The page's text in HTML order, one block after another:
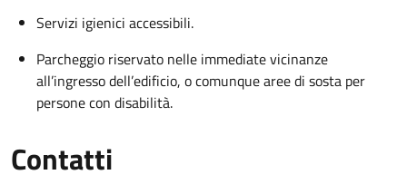
Servizi igienici accessibili.
Parcheggio riservato nelle immediate vicinanze
all’ingresso dell’edificio, o comunque aree di sosta per
persone con disabilità.
Contatti